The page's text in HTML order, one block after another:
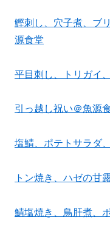
鰹刺し、穴子煮、ブ
源食堂
平目刺し、トリガイ
引っ越し祝い＠魚源
塩鯖、ポテトサラダ
トン焼き、ハゼの甘
鯖塩焼き、鳥肝煮、